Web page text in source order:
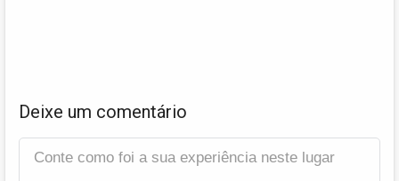
Deixe um comentário